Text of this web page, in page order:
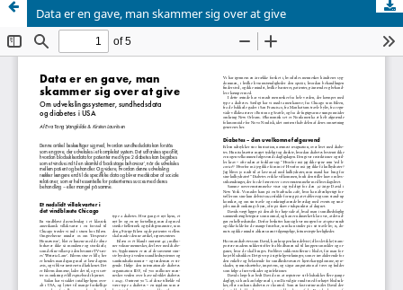
Data er en gave, man skammer sig over at give